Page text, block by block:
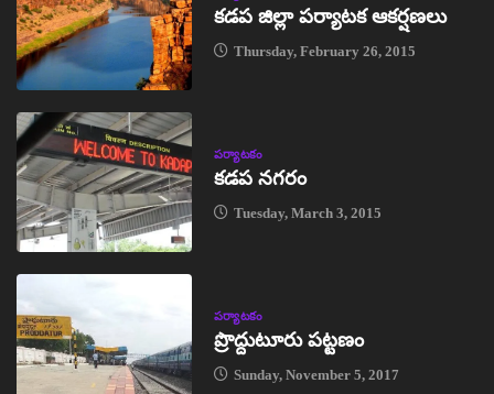
కడప జిల్లా పర్యాటక ఆకర్షణలు
Thursday, February 26, 2015
పర్యాటకం
కడప నగరం
Tuesday, March 3, 2015
పర్యాటకం
ప్రొద్దుటూరు పట్టణం
Sunday, November 5, 2017